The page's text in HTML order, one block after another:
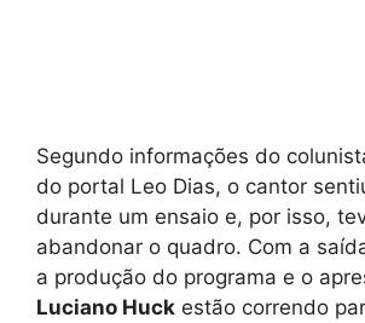
Segundo informações do
do portal Leo Dias, o cantor
durante um ensaio e, por isso,
abandonar o quadro. Com a
a produção do programa e o
Luciano Huck estão correndo